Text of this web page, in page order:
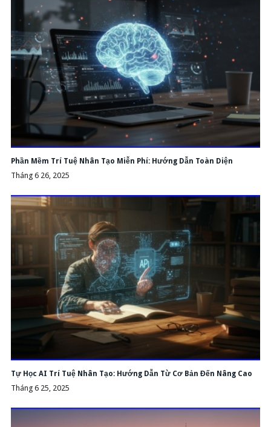
Phần Mềm Trí Tuệ Nhân Tạo Miễn Phí: Hướng Dẫn Toàn Diện
Tháng 6 26, 2025
Tự Học AI Trí Tuệ Nhân Tạo: Hướng Dẫn Từ Cơ Bản Đến Nâng Cao
Tháng 6 25, 2025